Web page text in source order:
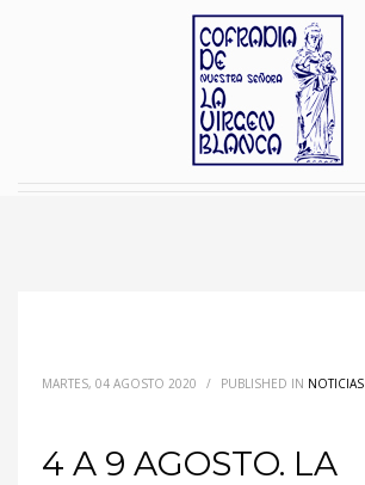
MARTES, 04 AGOSTO 2020 / PUBLISHED IN NOTICIAS
4 A 9 AGOSTO. LA